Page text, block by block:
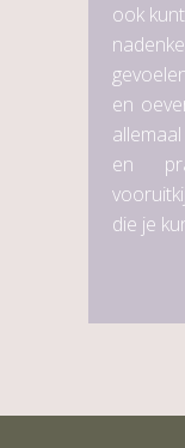
ook
en
en
die je